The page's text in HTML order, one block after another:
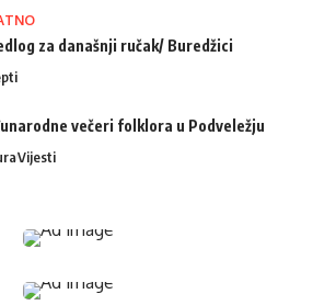
za današnji ručak/ Buredžici
večeri folklora u Podveležju
Vijesti